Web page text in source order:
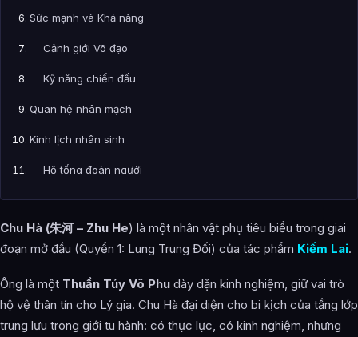
Sức mạnh và Khả năng
Cảnh giới Võ đạo
Kỹ năng chiến đấu
Quan hệ nhân mạch
Kinh lịch nhân sinh
Hộ tống đoàn người
Mâu thuẫn nảy sinh
Bi kịch ám sát
Hình ảnh về Chu Hà
Bài Viết Liên Quan
Chu Hà (朱河 – Zhu He) là một nhân vật phụ tiêu biểu trong giai
đoạn mở đầu (Quyển 1: Lung Trung Đối) của tác phẩm Kiếm Lai.
Ông là một Thuần Túy Võ Phu dày dặn kinh nghiệm, giữ vai trò
hộ vệ thân tín cho Lý gia. Chu Hà đại diện cho bi kịch của tầng lớp
trung lưu trong giới tu hành: có thực lực, có kinh nghiệm, nhưng